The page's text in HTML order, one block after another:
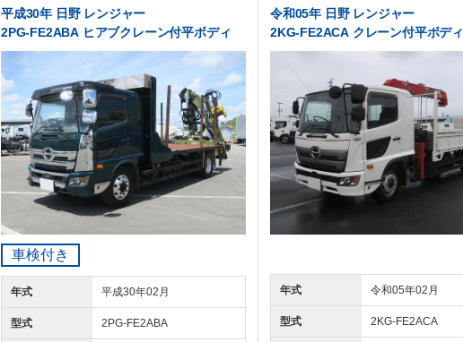
平成30年 日野 レンジャー
2PG-FE2ABA ヒアブクレーン付平ボディ
車検付き
年式 平成30年02月
型式 2PG-FE2ABA
令和05年 日野 レンジャー
2KG-FE2ACA クレーン付平ボディ
年式 令和05年02月
型式 2KG-FE2ACA